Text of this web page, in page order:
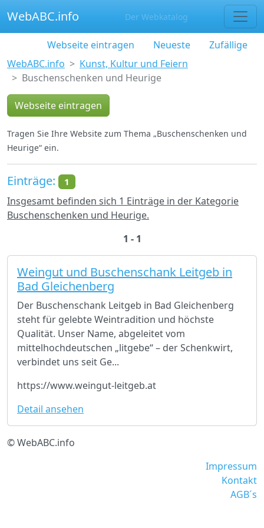
WebABC.info Der Webkatalog
Webseite eintragen Neueste
Zufällige
WebABC.info
Kunst, Kultur und Feiern
Buschenschenken und Heurige
Webseite eintragen
Tragen Sie Ihre Website zum Thema „Buschenschenken und
Heurige“ ein.
Einträge: 1
Insgesamt befinden sich 1 Einträge in der Kategorie
Buschenschenken und Heurige.
1 - 1
Weingut und Buschenschank Leitgeb in
Bad Gleichenberg
Der Buschenschank Leitgeb in Bad Gleichenberg
steht für gelebte Weintradition und höchste
Qualität. Unser Name, abgeleitet vom
mittelhochdeutschen „litgebe“ – der Schenkwirt,
verbindet uns seit Ge...
https://www.weingut-leitgeb.at
Detail ansehen
© WebABC.info
Impressum
Kontakt
AGB´s